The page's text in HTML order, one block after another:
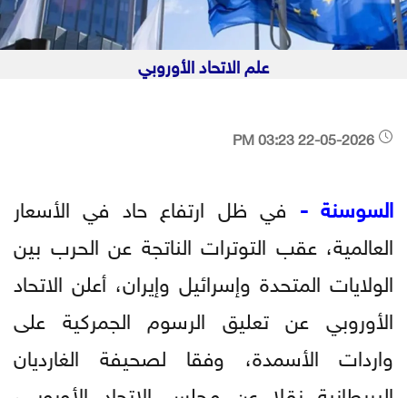
علم الاتحاد الأوروبي
السوسنة - في ظل ارتفاع حاد في الأسعار
العالمية، عقب التوترات الناتجة عن الحرب بين
الولايات المتحدة وإسرائيل وإيران، أعلن الاتحاد
الأوروبي عن تعليق الرسوم الجمركية على
واردات الأسمدة، وفقا لصحيفة الغارديان